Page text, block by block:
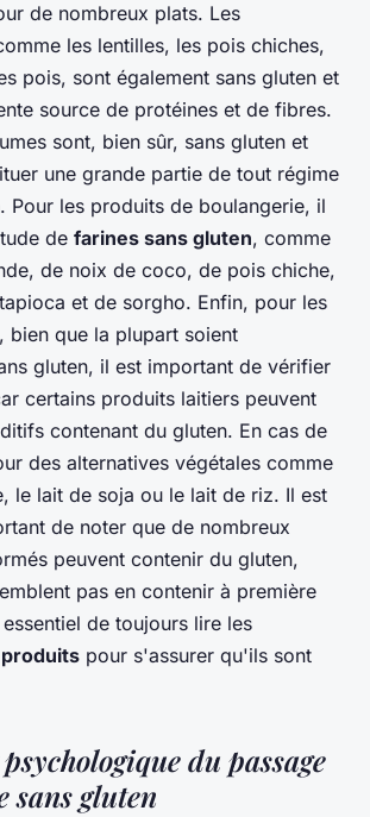
de nombreux plats. Les
les lentilles, les pois chiches,
pois, sont également sans gluten et
source de protéines et de fibres.
sont, bien sûr, sans gluten et
une grande partie de tout régime
Pour les produits de boulangerie, il
de farines sans gluten, comme
de noix de coco, de pois chiche,
et de sorgho. Enfin, pour les
bien que la plupart soient
gluten, il est important de vérifier
certains produits laitiers peuvent
contenant du gluten. En cas de
des alternatives végétales comme
le lait de soja ou le lait de riz. Il est
de noter que de nombreux
peuvent contenir du gluten,
pas en contenir à première
de toujours lire les
pour s'assurer qu'ils sont
du passage
sans gluten